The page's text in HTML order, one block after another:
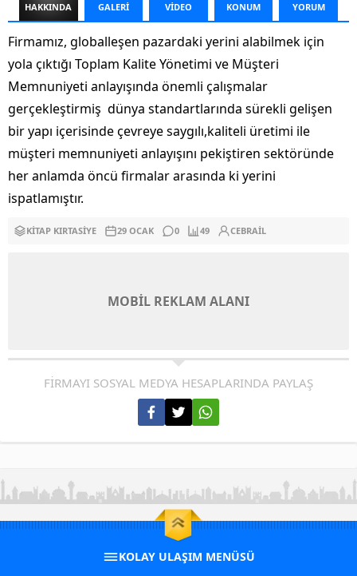
HAKKINDA GALERİ VİDEO KONUM YORUM
Firmamız, globalleşen pazardaki yerini alabilmek için
yola çıktığı Toplam Kalite Yönetimi ve Müşteri
Memnuniyeti anlayışında önemli çalışmalar
gerçekleştirmiş dünya standartlarında sürekli gelişen
bir yapı içerisinde çevreye saygılı,kaliteli üretimi ile
müşteri memnuniyeti anlayışını pekiştiren sektöründe
her anlamda öncü firmalar arasında ki yerini
ispatlamıştır.
KITAP KIRTASIYE 29 OCAK 0 49 CEBRAIL
MOBİL REKLAM ALANI
FİRMAYI SOSYAL MEDYA HESAPLARINDA PAYLAŞ
KOLAY ULAŞIM MENÜSÜ